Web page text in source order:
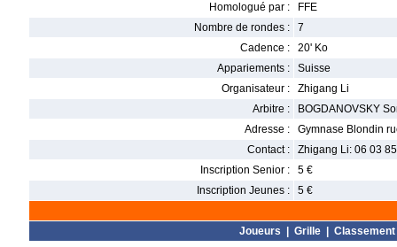
Homologué par :
FFE
Nombre de rondes :
7
Cadence :
20' Ko
Appariements :
Suisse
Organisateur :
Zhigang Li
Arbitre :
BOGDANOVSKY
Adresse :
Gymnase Blondin
Contact :
Zhigang Li: 06 03
Inscription Senior :
5 €
Inscription Jeunes :
5 €
Joueurs Grille Classement